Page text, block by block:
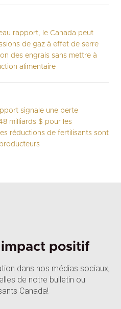
rapport, le Canada peut
de gaz à effet de serre
des engrais sans mettre à
alimentaire
signale une perte
milliards $ pour les
réductions de fertilisants sont
positif
dans nos médias sociaux,
de notre bulletin ou
Canada!